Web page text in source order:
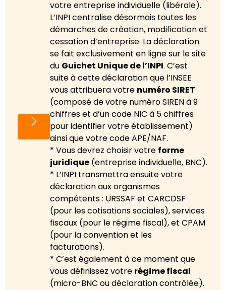
votre entreprise individuelle (libérale).
L’INPI centralise désormais toutes les
démarches de création, modification et
cessation d’entreprise. La déclaration
se fait exclusivement en ligne sur le site
du Guichet Unique de l’INPI. C’est
suite à cette déclaration que l’INSEE
vous attribuera votre numéro SIRET
(composé de votre numéro SIREN à 9
chiffres et d’un code NIC à 5 chiffres
pour identifier votre établissement)
ainsi que votre code APE/NAF.
* Vous devrez choisir votre forme
juridique (entreprise individuelle, BNC).
* L’INPI transmettra ensuite votre
déclaration aux organismes
compétents : URSSAF et CARCDSF
(pour les cotisations sociales), services
fiscaux (pour le régime fiscal), et CPAM
(pour la convention et les
facturations).
* C’est également à ce moment que
vous définissez votre régime fiscal
(micro-BNC ou déclaration contrôlée).